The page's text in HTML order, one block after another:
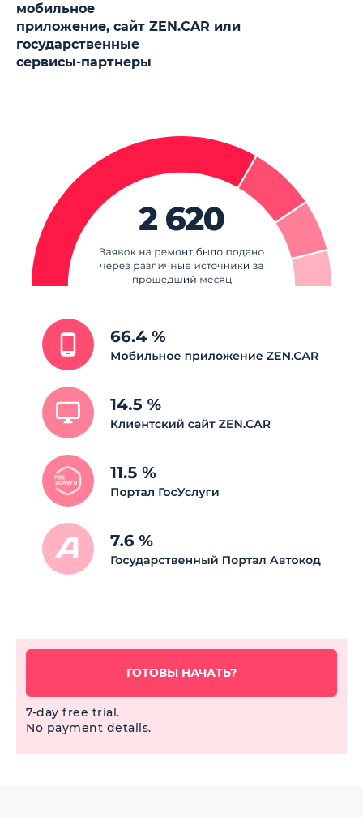
мобильное
приложение, сайт ZEN.CAR или
государственные
сервисы-партнеры
ГОТОВЫ НАЧАТЬ?
7-day free trial.
No payment details.